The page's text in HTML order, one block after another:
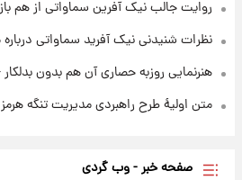
روایت جالب نیک آفرین سماواتی از هم
نظرات شنیدنی نیک آفرید سماواتی
هنرنمایی روزبه حصاری آن هم بدون بدلکار
متن اولیۀ طرح راهبردی مدیریت تنگه
صفحه خبر - وب گردی